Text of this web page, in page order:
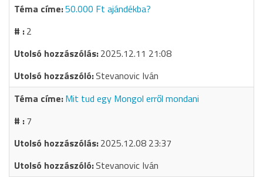
50.000 Ft ajándékba?
2
2025.12.11 21:08
Stevanovic Iván
Mit tud egy Mongol erről mondani
7
2025.12.08 23:37
Stevanovic Iván